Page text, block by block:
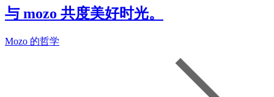
与 mozo 共度美好时光。
Mozo 的哲学